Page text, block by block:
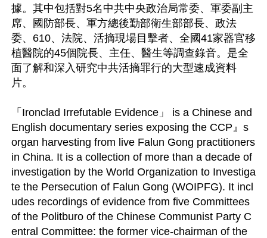
據。其中包括對5名中共中央政治局常委、軍委副主
席、國防部長、軍方總後勤部衛生部部長、政法
委、610、法院、活摘現場目擊者、全國41家器官移
植醫院的45個院長、主任、醫生等調查錄音。是全
面了解和深入研究中共活摘罪行的大型速成資料
片。
「Ironclad Irrefutable Evidence」 is a Chinese and
English documentary series exposing the CCP』s
organ harvesting from live Falun Gong practitioners
in China. It is a collection of more than a decade of
investigation by the World Organization to Investiga
te the Persecution of Falun Gong (WOIPFG). It incl
udes recordings of evidence from five Committees
of the Politburo of the Chinese Communist Party C
entral Committee: the former vice-chairman of the